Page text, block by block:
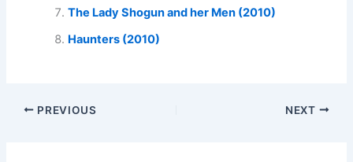
The Lady Shogun and her Men (2010)
Haunters (2010)
PREVIOUS NEXT